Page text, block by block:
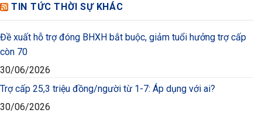
TIN TỨC THỜI SỰ KHÁC
Đề xuất hỗ trợ đóng BHXH bắt buộc, giảm tuổi hưởng trợ cấp
còn 70
30/06/2026
Trợ cấp 25,3 triệu đồng/người từ 1-7: Áp dụng với ai?
30/06/2026